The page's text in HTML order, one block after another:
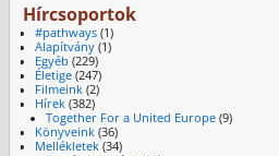
Hírcsoportok
#pathways(1)
Alapítvány(1)
Egyéb (229)
Életige(247)
Filmeink(2)
Hírek(382)
Together For a United Europe (9)
Könyveink(36)
Mellékletek(34)